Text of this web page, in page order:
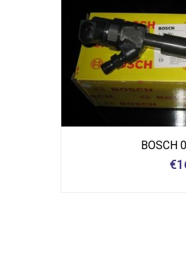
BOSCH
€